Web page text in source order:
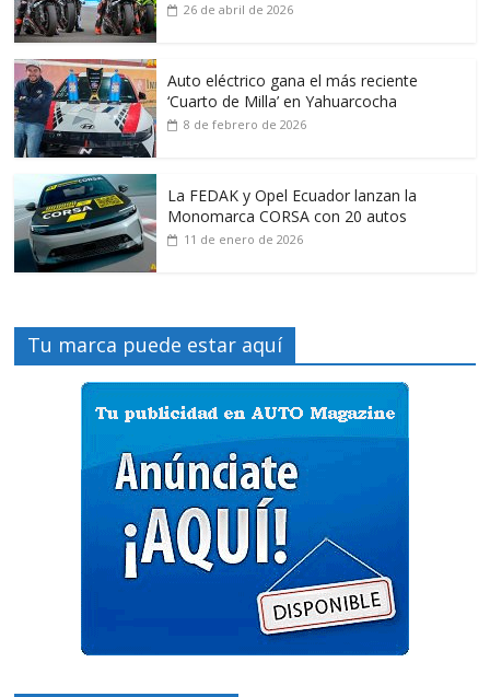
26 de abril de 2026
Auto eléctrico gana el más reciente
‘Cuarto de Milla’ en Yahuarcocha
8 de febrero de 2026
La FEDAK y Opel Ecuador lanzan la
Monomarca CORSA con 20 autos
11 de enero de 2026
Tu marca puede estar aquí